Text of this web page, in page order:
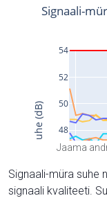
Jaama
Signaali-müra suhe
signaali kvaliteeti.